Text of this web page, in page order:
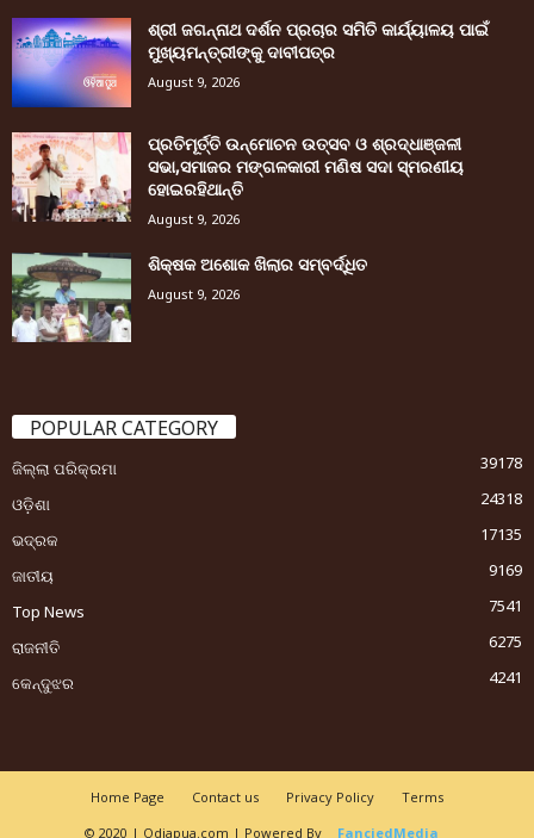
ଶ୍ରୀ ଜଗନ୍ନାଥ ଦର୍ଶନ ପ୍ରଚାର ସମିତି କାର୍ଯ୍ୟାଳୟ ପାଇଁ
ମୁଖ୍ୟମନ୍ତ୍ରୀଙ୍କୁ ଦାବୀପତ୍ର
August 9, 2026
ପ୍ରତିମୂର୍ତ୍ତି ଉନ୍ମୋଚନ ଉତ୍ସବ ଓ ଶ୍ରଦ୍ଧାଞ୍ଜଳୀ
ସଭା,ସମାଜର ମଙ୍ଗଳକାରୀ ମଣିଷ ସଦା ସ୍ମରଣୀୟ
ହୋଇରହିଥାନ୍ତି
August 9, 2026
ଶିକ୍ଷକ ଅଶୋକ ଖିଲାର ସମ୍ବର୍ଦ୍ଧିତ
August 9, 2026
POPULAR CATEGORY
ଜିଲ୍ଲା ପରିକ୍ରମା
39178
ଓଡ଼ିଶା
24318
ଭଦ୍ରକ
17135
ଜାତୀୟ
9169
Top News
7541
ରାଜନୀତି
6275
କେନ୍ଦୁଝର
4241
Home Page Contact us Privacy Policy
Terms
© 2020 | Odiapua.com | Powered By
FanciedMedia